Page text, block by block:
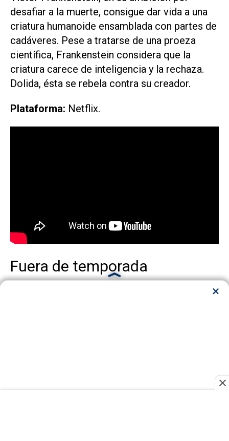
desafiar a la muerte, consigue dar vida a una
criatura humanoide ensamblada con partes de
cadáveres. Pese a tratarse de una proeza
científica, Frankenstein considera que la
criatura carece de inteligencia y la rechaza.
Dolida, ésta se rebela contra su creador.
Plataforma: Netflix.
Fuera de temporada